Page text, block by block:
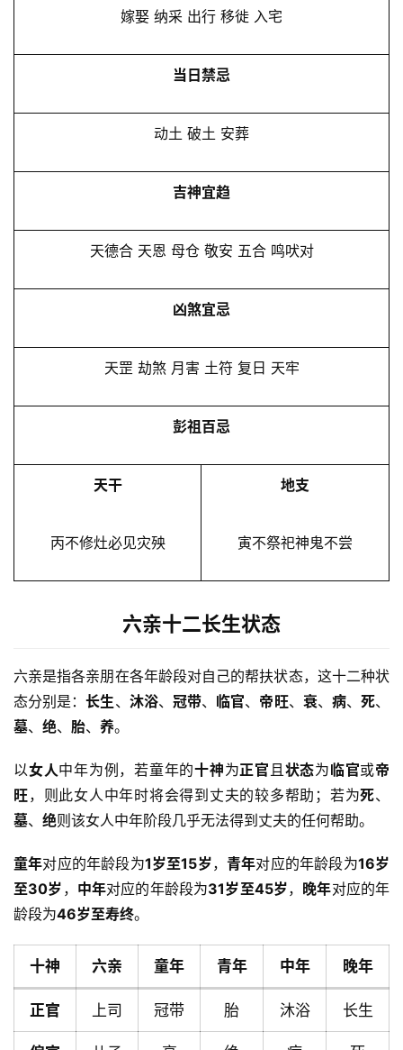
嫁娶 纳采 出行 移徙 入宅
当日禁忌
动土 破土 安葬
吉神宜趋
天德合 天恩 母仓 敬安 五合 鸣吠对
凶煞宜忌
天罡 劫煞 月害 土符 复日 天牢
彭祖百忌
天干
丙不修灶必见灾殃
地支
寅不祭祀神鬼不尝
六亲十二长生状态
六亲是指各亲朋在各年龄段对自己的帮扶状态，这十二种状
态分别是：长生、 沐浴、 冠带、 临官、 帝旺、 衰、 病、死、
墓、 绝、 胎、 养。
以女人中年为例，若童年的十神为正官且状态为临官或帝
旺，则此女人中年时将会得到丈夫的较多帮助；若为死、
墓、 绝则该女人中年阶段几乎无法得到丈夫的任何帮助。
童年对应的年龄段为1岁至15岁，青年对应的年龄段为16岁
至30岁 ， 中年对应的年龄段为31岁至45岁， 晚年对应的年
龄段为46岁至寿终。
十神 六亲 童年 青年 中年 晚年
正官 上司 冠带 胎 沐浴 长生